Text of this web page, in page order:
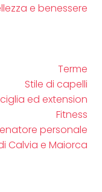
e benessere
Terme
Stile di capelli
ed extension
Fitness
personale
Calvia e Maiorca